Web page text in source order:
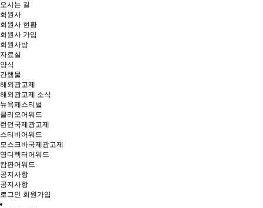
오시는 길
회원사
회원사 현황
회원사 가입
회원사방
자료실
양식
간행물
해외광고제
해외광고제 소식
뉴욕페스티벌
클리오어워드
런던국제광고제
스티비어워드
모스크바국제광고제
영디렉터어워드
캄판어워드
공지사항
공지사항
로그인 회원가입